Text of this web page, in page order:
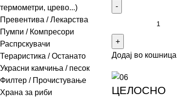
термометри, црево...)
Превентива / Лекарства
Пумпи / Компресори
Распрскувачи
Тераристика / Останато
Украсни камчиња / песок
Филтер / Прочистување
Храна за риби
Додај во кошница
ЦЕЛОСНО